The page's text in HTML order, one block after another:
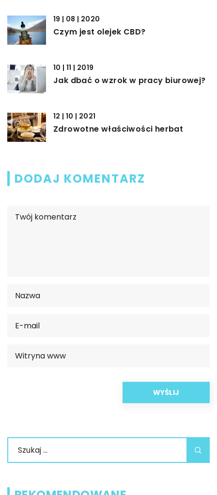
19 | 08 | 2020
Czym jest olejek CBD?
10 | 11 | 2019
Jak dbać o wzrok w pracy biurowej?
12 | 10 | 2021
Zdrowotne właściwości herbat
DODAJ KOMENTARZ